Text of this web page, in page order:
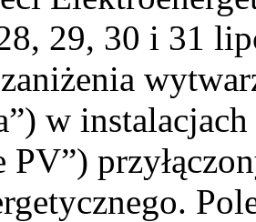
29, 30 i 31
w
PV”)